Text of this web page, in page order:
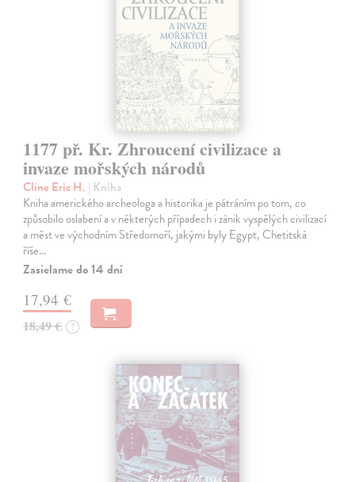
1177 př. Kr. Zhroucení civilizace a
invaze mořských národů
Cline Eric H. | Kniha
Kniha amerického archeologa a historika je pátráním po tom, co
způsobilo oslabení a v některých případech i zánik vyspělých civilizací
a měst ve východním Středomoří, jakými byly Egypt, Chetitská
říše…
Zasielame do 14 dní
17,94 €
18,49 € ?